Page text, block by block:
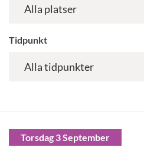
Tidpunkt
Torsdag 3 September